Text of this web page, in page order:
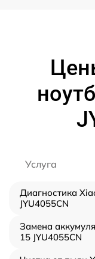
Услуга
Диагностика
JYU4055CN
Замена
15 JYU4055CN